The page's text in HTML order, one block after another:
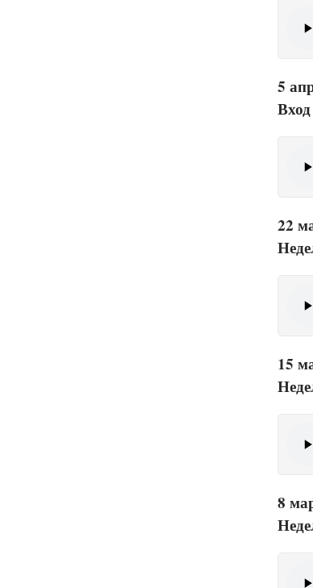
5
22
15
8